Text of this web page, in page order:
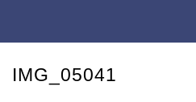
IMG_05041